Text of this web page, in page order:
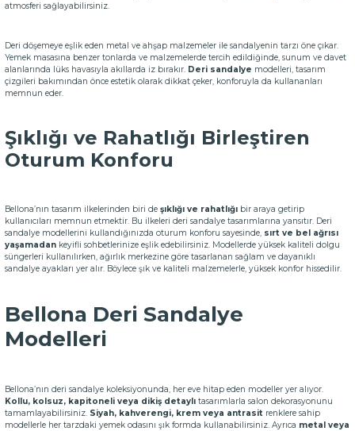
atmosferi sağlayabilirsiniz.
Deri döşemeye eşlik eden metal ve ahşap malzemeler ile sandalyenin tarzı öne çıkar.
Yemek masasına benzer tonlarda ve malzemelerde tercih edildiğinde, sunum ve davet
alanlarında lüks havasıyla akıllarda iz bırakır. Deri sandalye modelleri, tasarım
çizgileri bakımından önce estetik olarak dikkat çeker, konforuyla da kullananları
memnun eder.
Şıklığı ve Rahatlığı Birleştiren
Oturum Konforu
Bellona’nın tasarım ilkelerinden biri de şıklığı ve rahatlığı bir araya getirip
kullanıcıları memnun etmektir. Bu ilkeleri deri sandalye tasarımlarına yansıtır. Deri
sandalye modellerini kullandığınızda oturum konforu sayesinde, sırt ve bel ağrısı
yaşamadan keyifli sohbetlerinize eşlik edebilirsiniz. Modellerde yüksek kaliteli dolgu
süngerleri kullanılırken, ağırlık merkezine göre tasarlanan sağlam ve dayanıklı
sandalye ayakları yer alır. Böylece şık ve kaliteli malzemelerle, yüksek konfor hissedilir.
Bellona Deri Sandalye
Modelleri
Bellona’nın deri sandalye koleksiyonunda, her eve hitap eden modeller yer alıyor.
Kollu, kolsuz, kapitoneli veya dikiş detaylı tasarımlarla salon dekorasyonunu
tamamlayabilirsiniz. Siyah, kahverengi, krem veya antrasit renklere sahip
modellerle her tarzdaki yemek odasını şık formda kullanabilirsiniz. Ayrıca metal veya